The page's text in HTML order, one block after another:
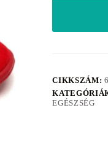
CIKKSZÁM:
EGÉSZSÉG